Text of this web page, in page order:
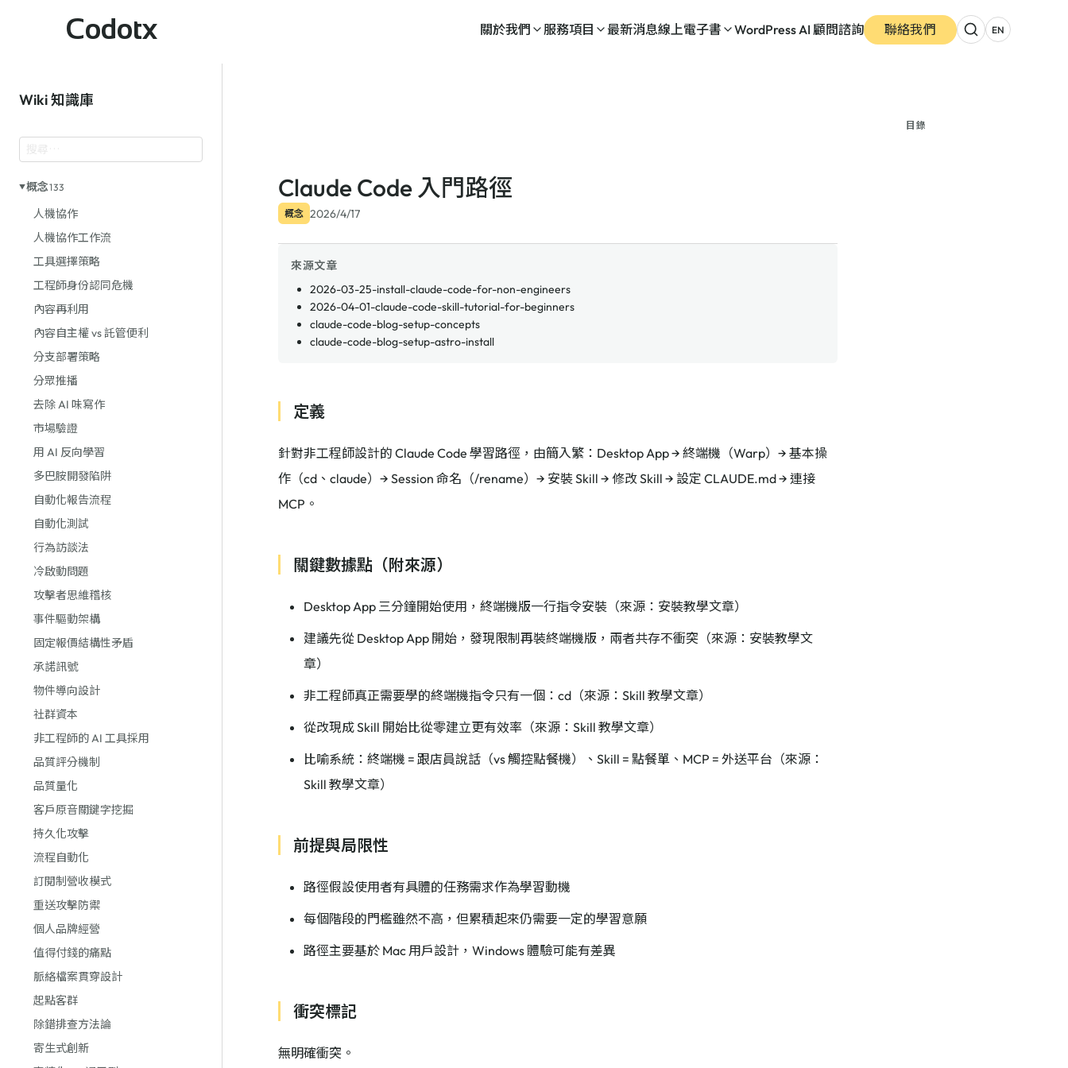
Codotx 關於我們 服務項目 最新消息線上電子書 WordPress AI 顧問諮詢 聯絡我們 EN
Wiki 知識庫
概念133
人機協作
人機協作工作流
工具選擇策略
工程師身份認同危機
內容再利用
內容自主權 vs 託管便利
分支部署策略
分眾推播
去除 AI 味寫作
市場驗證
用 AI 反向學習
多巴胺開發陷阱
自動化報告流程
自動化測試
行為訪談法
冷啟動問題
攻擊者思維稽核
事件驅動架構
固定報價結構性矛盾
承諾訊號
物件導向設計
社群資本
非工程師的 AI 工具採用
品質評分機制
品質量化
客戶原音關鍵字挖掘
持久化攻擊
流程自動化
訂閱制營收模式
重送攻擊防禦
個人品牌經營
值得付錢的痛點
脈絡檔案貫穿設計
起點客群
除錯排查方法論
寄生式創新
Claude Code 入門路徑
概念 2026/4/17
來源文章
2026-03-25-install-claude-code-for-non-engineers
2026-04-01-claude-code-skill-tutorial-for-beginners
claude-code-blog-setup-concepts
claude-code-blog-setup-astro-install
定義
針對非工程師設計的 Claude Code 學習路徑，由簡入繁：Desktop App → 終端機（Warp）→ 基本操
作（cd、claude）→ Session 命名（/rename）→ 安裝 Skill → 修改 Skill → 設定 CLAUDE.md → 連接
MCP。
關鍵數據點（附來源）
Desktop App 三分鐘開始使用，終端機版一行指令安裝（來源：安裝教學文章）
建議先從 Desktop App 開始，發現限制再裝終端機版，兩者共存不衝突（來源：安裝教學文
章）
非工程師真正需要學的終端機指令只有一個：cd（來源：Skill 教學文章）
從改現成 Skill 開始比從零建立更有效率（來源：Skill 教學文章）
比喻系統：終端機 = 跟店員說話（vs 觸控點餐機）、Skill = 點餐單、MCP = 外送平台（來源：
Skill 教學文章）
前提與局限性
路徑假設使用者有具體的任務需求作為學習動機
每個階段的門檻雖然不高，但累積起來仍需要一定的學習意願
路徑主要基於 Mac 用戶設計，Windows 體驗可能有差異
衝突標記
無明確衝突。
目錄